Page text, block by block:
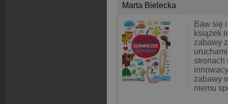
Marta Bielecka
Baw się
książek
zabawy
stronach
zabawy
niemu